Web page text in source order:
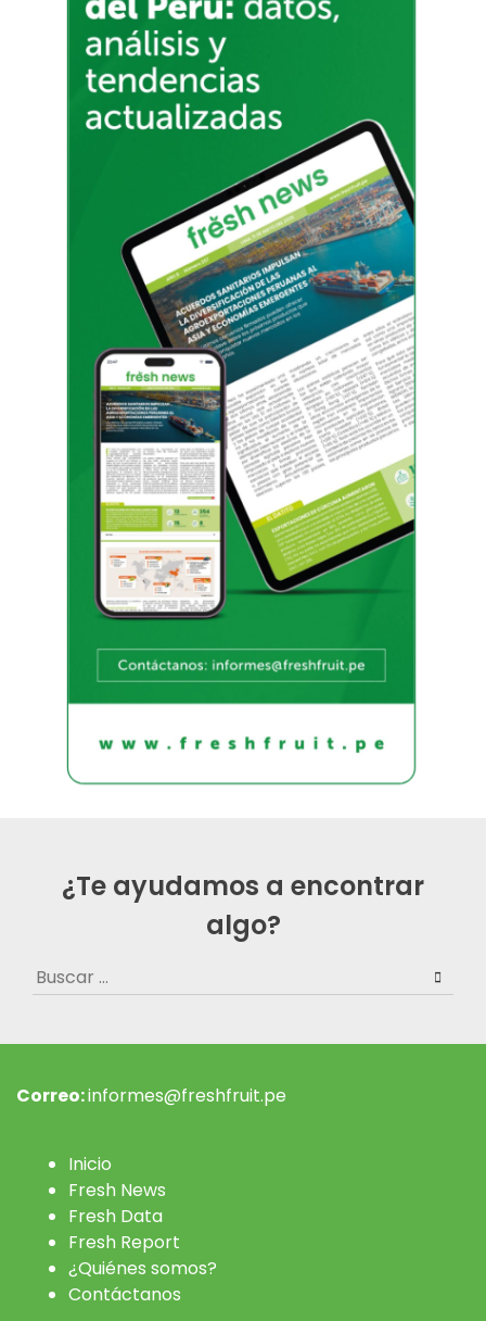
¿Te ayudamos a encontrar
algo?
Buscar:
Correo:informes@freshfruit.pe
Inicio
Fresh News
Fresh Data
Fresh Report
¿Quiénes somos?
Contáctanos